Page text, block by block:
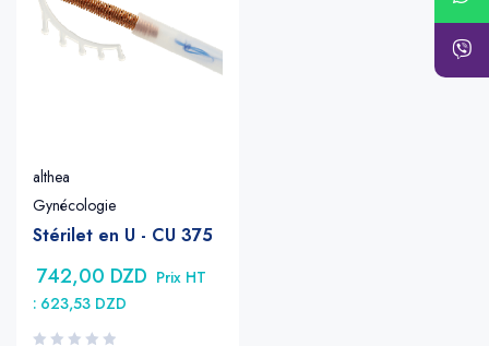
althea
Gynécologie
Stérilet en U - CU 375
742,00 DZD Prix HT
: 623,53 DZD